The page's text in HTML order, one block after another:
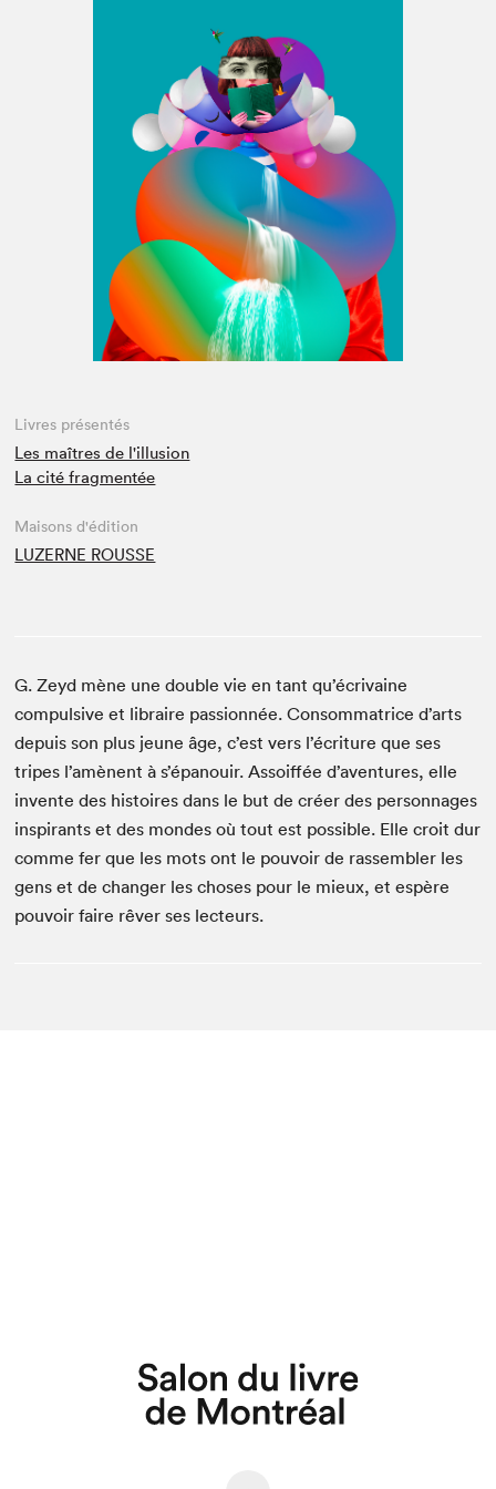
Livres présentés
Les maîtres de l'illusion
La cité fragmentée
Maisons d'édition
LUZERNE ROUSSE
G. Zeyd mène une double vie en tant qu’écrivaine
compulsive et libraire passionnée. Consommatrice d’arts
depuis son plus jeune âge, c’est vers l’écriture que ses
tripes l’amènent à s’épanouir. Assoiffée d’aventures, elle
invente des histoires dans le but de créer des personnages
inspirants et des mondes où tout est possible. Elle croit dur
comme fer que les mots ont le pouvoir de rassembler les
gens et de changer les choses pour le mieux, et espère
pouvoir faire rêver ses lecteurs.